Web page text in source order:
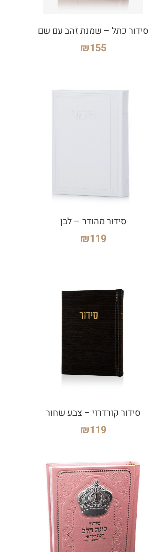
סידור כתל – שמנת זהב עם שם
₪155
סידור מהודר – לבן
₪119
סידור קורדרוי – צבע שחור
₪119